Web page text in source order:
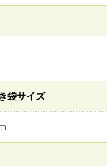
袋サイズ